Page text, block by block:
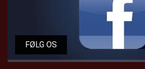
FØLG OS